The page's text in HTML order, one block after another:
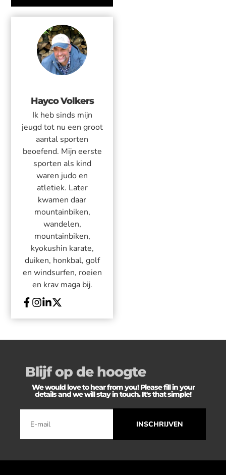
Hayco Volkers
Ik heb sinds mijn
jeugd tot nu een groot
aantal sporten
beoefend. Mijn eerste
sporten als kind
waren judo en
atletiek. Later
kwamen daar
mountainbiken,
wandelen,
mountainbiken,
kyokushin karate,
duiken, honkbal, golf
en windsurfen, roeien
en krav maga bij.
Blijf op de hoogte
We would love to hear from you! Please fill in your
details and we will stay in touch. It's that simple!
INSCHRIJVEN